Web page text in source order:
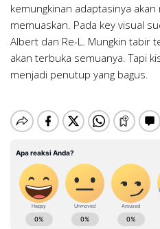
kemungkinan adaptasinya
memuaskan. Pada key visual
Albert dan Re-L. Mungkin tabir
akan terbuka semuanya. Tapi
menjadi penutup yang bagus.